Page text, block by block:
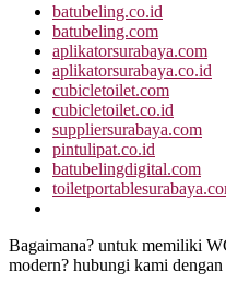
batubeling.co.id
batubeling.com
aplikatorsurabaya.com
aplikatorsurabaya.co.id
cubicletoilet.com
cubicletoilet.co.id
suppliersurabaya.com
pintulipat.co.id
batubelingdigital.com
Bagaimana? untuk memiliki
modern? hubungi kami